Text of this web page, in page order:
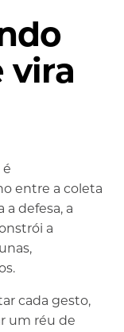
vira
é
entre a coleta
defesa, a
a
cada gesto,
um réu de